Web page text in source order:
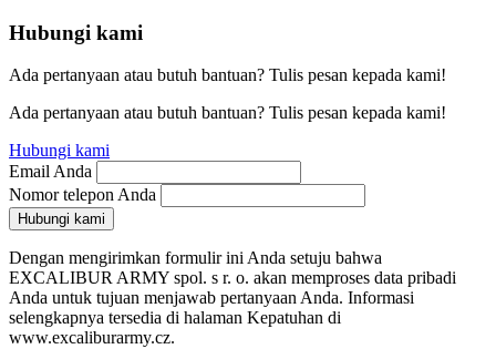
Hubungi kami
Ada pertanyaan atau butuh bantuan? Tulis pesan kepada kami!
Ada pertanyaan atau butuh bantuan? Tulis pesan kepada kami!
Hubungi kami
Email Anda
Nomor telepon Anda
Hubungi kami
Dengan mengirimkan formulir ini Anda setuju bahwa
EXCALIBUR ARMY spol. s r. o. akan memproses data pribadi
Anda untuk tujuan menjawab pertanyaan Anda. Informasi
selengkapnya tersedia di halaman Kepatuhan di
www.excaliburarmy.cz.